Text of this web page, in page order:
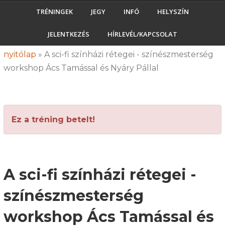
TRÉNINGEK JEGY INFÓ HELYSZÍN
JELENTKEZÉS HÍRLEVÉL/KAPCSOLAT
nyitólap » A sci-fi színházi rétegei - színészmesterség
workshop Ács Tamással és Nyáry Pállal
Ez a tréning betelt!
A sci-fi színházi rétegei -
színészmesterség
workshop Ács Tamással és